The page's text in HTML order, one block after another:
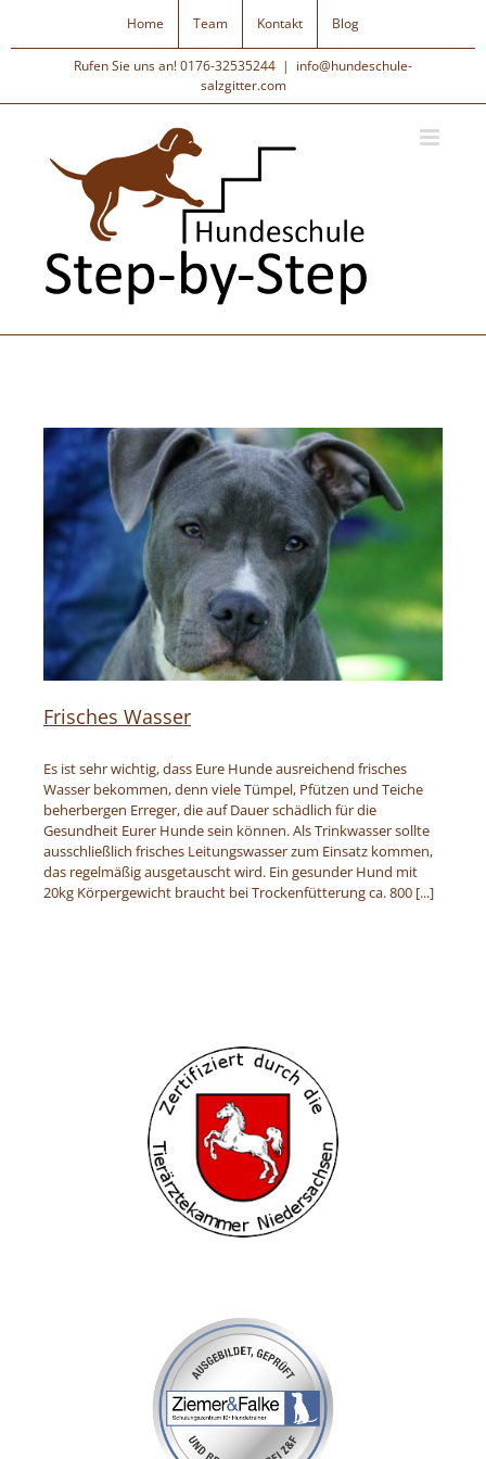
springen
Home Team Kontakt Blog
Rufen Sie uns an!0176-32535244 | info@hundeschule-
salzgitter.com
Frisches Wasser
Es ist sehr wichtig, dass Eure Hunde ausreichend frisches
Wasser bekommen, denn viele Tümpel, Pfützen und Teiche
beherbergen Erreger, die auf Dauer schädlich für die
Gesundheit Eurer Hunde sein können. Als Trinkwasser sollte
ausschließlich frisches Leitungswasser zum Einsatz kommen,
das regelmäßig ausgetauscht wird. Ein gesunder Hund mit
20kg Körpergewicht braucht bei Trockenfütterung ca. 800 [...]